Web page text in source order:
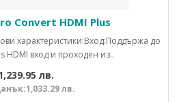
Convert HDMI Plus
характеристики:Вход:Поддържа до
HDMI вход и проходен из..
лв.
лв.